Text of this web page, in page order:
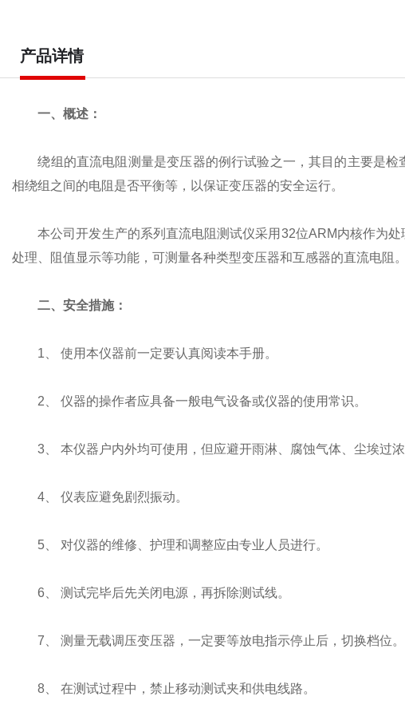
产品详情
一、概述：
绕组的直流电阻测量是变压器的例行试验之一，其目的主要是检
相绕组之间的电阻是否平衡等，以保证变压器的安全运行。
本公司开发生产的系列直流电阻测试仪采用32位ARM内核作为处
处理、阻值显示等功能，可测量各种类型变压器和互感器的直流电阻
二、安全措施：
1、 使用本仪器前一定要认真阅读本手册。
2、 仪器的操作者应具备一般电气设备或仪器的使用常识。
3、 本仪器户内外均可使用，但应避开雨淋、腐蚀气体、尘埃过
4、 仪表应避免剧烈振动。
5、 对仪器的维修、护理和调整应由专业人员进行。
6、 测试完毕后先关闭电源，再拆除测试线。
7、 测量无载调压变压器，一定要等放电指示停止后，切换档位。
8、 在测试过程中，禁止移动测试夹和供电线路。